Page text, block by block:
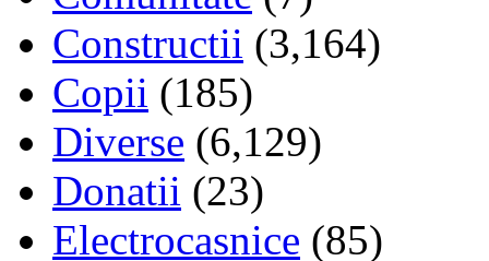
Constructii (3,164)
Copii (185)
Diverse (6,129)
Donatii (23)
Electrocasnice (85)